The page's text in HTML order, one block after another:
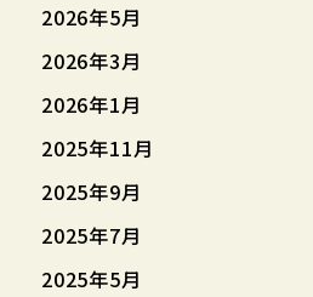
2026年5月
2026年3月
2026年1月
2025年11月
2025年9月
2025年7月
2025年5月